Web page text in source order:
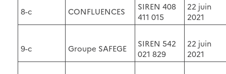
8-c CONFLUENCES
SIREN 408
411 015
22 juin
2021
9-c Groupe SAFEGE
SIREN 542
021 829
22 juin
2021